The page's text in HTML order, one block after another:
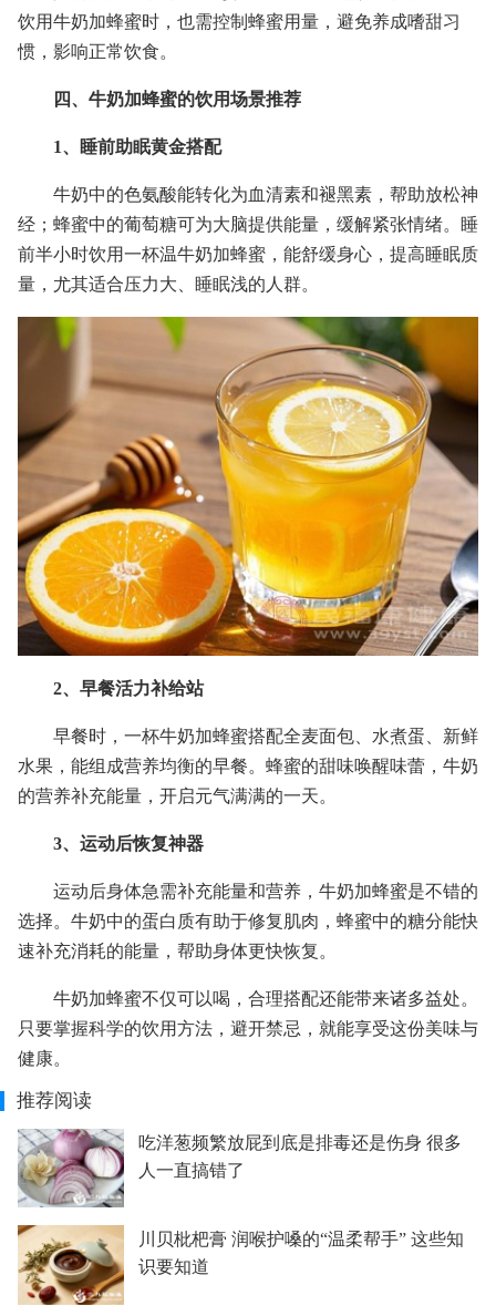
饮用牛奶加蜂蜜时，也需控制蜂蜜用量，避免养成嗜甜习
惯，影响正常饮食。
四、牛奶加蜂蜜的饮用场景推荐
1、睡前助眠黄金搭配
牛奶中的色氨酸能转化为血清素和褪黑素，帮助放松神
经；蜂蜜中的葡萄糖可为大脑提供能量，缓解紧张情绪。睡
前半小时饮用一杯温牛奶加蜂蜜，能舒缓身心，提高睡眠质
量，尤其适合压力大、睡眠浅的人群。
2、早餐活力补给站
早餐时，一杯牛奶加蜂蜜搭配全麦面包、水煮蛋、新鲜
水果，能组成营养均衡的早餐。蜂蜜的甜味唤醒味蕾，牛奶
的营养补充能量，开启元气满满的一天。
3、运动后恢复神器
运动后身体急需补充能量和营养，牛奶加蜂蜜是不错的
选择。牛奶中的蛋白质有助于修复肌肉，蜂蜜中的糖分能快
速补充消耗的能量，帮助身体更快恢复。
牛奶加蜂蜜不仅可以喝，合理搭配还能带来诸多益处。
只要掌握科学的饮用方法，避开禁忌，就能享受这份美味与
健康。
推荐阅读
吃洋葱频繁放屁到底是排毒还是伤身 很多
人一直搞错了
川贝枇杷膏 润喉护嗓的“温柔帮手” 这些知
识要知道